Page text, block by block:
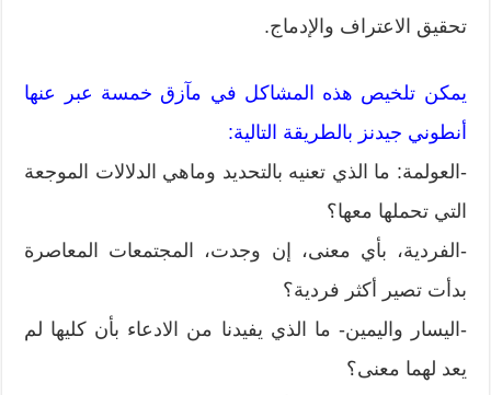
تحقيق الاعتراف والإدماج.
يمكن تلخيص هذه المشاكل في مآزق خمسة عبر عنها
أنطوني جيدنز بالطريقة التالية:
-العولمة: ما الذي تعنيه بالتحديد وماهي الدلالات الموجعة
التي تحملها معها؟
-الفردية، بأي معنى، إن وجدت، المجتمعات المعاصرة
بدأت تصير أكثر فردية؟
-اليسار واليمين- ما الذي يفيدنا من الادعاء بأن كليها لم
يعد لهما معنى؟